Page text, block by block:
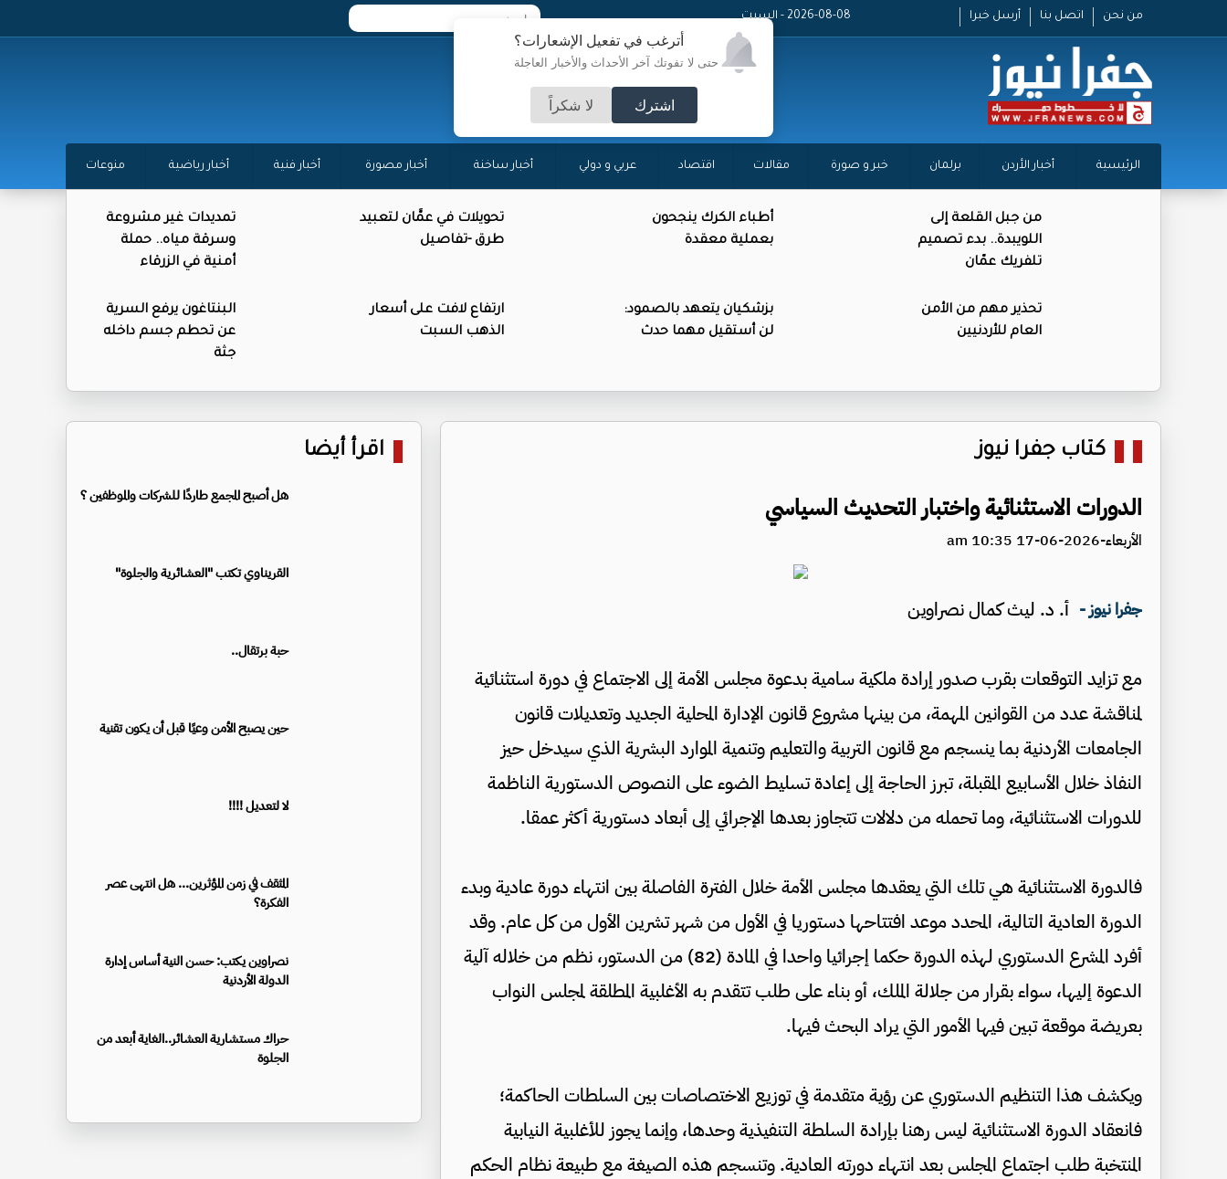
أترغب في تفعيل الإشعارات؟
حتى لا تفوتك آخر الأحداث والأخبار العاجلة
اشترك لا شكراً
من نحن اتصل بنا أرسل خبرا 2026-08-08 - السبت
الرئيسية أخبار الأردن برلمان خبر و صورة مقالات اقتصاد عربي و دولي أخبار ساخنة أخبار مصورة أخبار فنية أخبار رياضية منوعات
من جبل القلعة إلى
اللويبدة.. بدء تصميم
تلفريك عمّان
أطباء الكرك ينجحون
بعملية معقدة
تحويلات في عمَّان لتعبيد
طرق -تفاصيل
تمديدات غير مشروعة
وسرقة مياه.. حملة
أمنية في الزرقاء
تحذير مهم من الأمن
العام للأردنيين
بزشكيان يتعهد بالصمود:
لن أستقيل مهما حدث
ارتفاع لافت على أسعار
الذهب السبت
البنتاغون يرفع السرية
عن تحطم جسم داخله
جثة
كتاب جفرا نيوز
الدورات الاستثنائية واختبار التحديث السياسي
الأربعاء-2026-06-17 10:35 am
جفرا نيوز - أ. د. ليث كمال نصراوين
مع تزايد التوقعات بقرب صدور إرادة ملكية سامية بدعوة مجلس الأمة إلى الاجتماع في دورة استثنائية
لمناقشة عدد من القوانين المهمة، من بينها مشروع قانون الإدارة المحلية الجديد وتعديلات قانون
الجامعات الأردنية بما ينسجم مع قانون التربية والتعليم وتنمية الموارد البشرية الذي سيدخل حيز
النفاذ خلال الأسابيع المقبلة، تبرز الحاجة إلى إعادة تسليط الضوء على النصوص الدستورية الناظمة
للدورات الاستثنائية، وما تحمله من دلالات تتجاوز بعدها الإجرائي إلى أبعاد دستورية أكثر عمقا.
فالدورة الاستثنائية هي تلك التي يعقدها مجلس الأمة خلال الفترة الفاصلة بين انتهاء دورة عادية وبدء
الدورة العادية التالية، المحدد موعد افتتاحها دستوريا في الأول من شهر تشرين الأول من كل عام. وقد
أفرد المشرع الدستوري لهذه الدورة حكما إجرائيا واحدا في المادة (82) من الدستور، نظم من خلاله آلية
الدعوة إليها، سواء بقرار من جلالة الملك، أو بناء على طلب تتقدم به الأغلبية المطلقة لمجلس النواب
بعريضة موقعة تبين فيها الأمور التي يراد البحث فيها.
ويكشف هذا التنظيم الدستوري عن رؤية متقدمة في توزيع الاختصاصات بين السلطات الحاكمة؛
فانعقاد الدورة الاستثنائية ليس رهنا بإرادة السلطة التنفيذية وحدها، وإنما يجوز للأغلبية النيابية
المنتخبة طلب اجتماع المجلس بعد انتهاء دورته العادية. وتنسجم هذه الصيغة مع طبيعة نظام الحكم
اقرأ أيضا
هل أصبح المجمع طاردًا للشركات والموظفين ؟
القريناوي تكتب "العشائرية والجلوة"
حبة برتقال..
حين يصبح الأمن وعيًا قبل أن يكون تقنية
لا لتعديل !!!!
المثقف في زمن المؤثرين... هل انتهى عصر
الفكرة؟
نصراوين يكتب: حسن النية أساس إدارة
الدولة الأردنية
حراك مستشارية العشائر..الغاية أبعد من
الجلوة